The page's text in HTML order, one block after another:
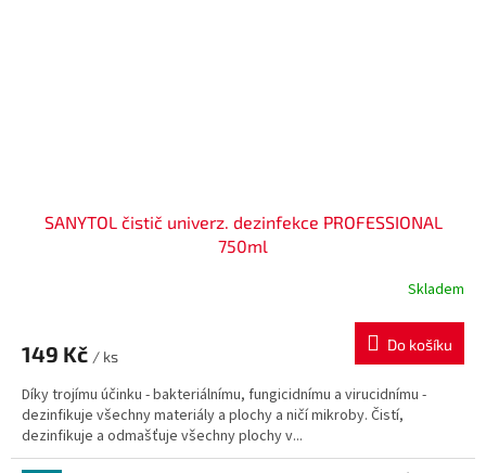
SANYTOL čistič univerz. dezinfekce PROFESSIONAL
750ml
Skladem
149 Kč / ks
Do košíku
Díky trojímu účinku - bakteriálnímu, fungicidnímu a virucidnímu -
dezinfikuje všechny materiály a plochy a ničí mikroby. Čistí,
dezinfikuje a odmašťuje všechny plochy v...